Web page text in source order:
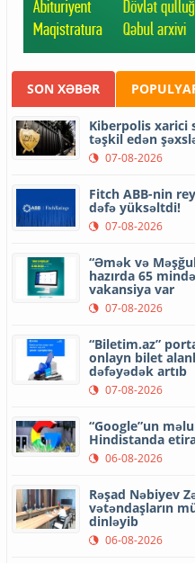
SON XƏBƏR
Kiberpolis xarici
təşkil edən
07-08-2026
Fitch ABB-nin
dəfə yüksəltdi!
07-08-2026
“Əmək və
hazırda 65
vakansiya var
07-08-2026
“Biletim.az”
onlayn bilet
dəfəyədək artıb
07-08-2026
“Google”un
Hindistanda
06-08-2026
Rəşad Nəbiyev
vətəndaşların
dinləyib
06-08-2026